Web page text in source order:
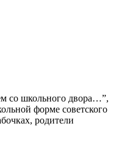
со школьного двора…”,
форме советского
родители